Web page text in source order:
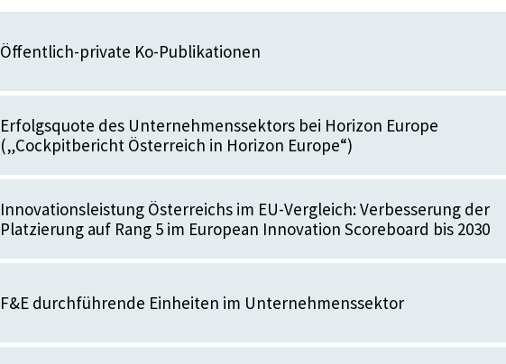
Öffentlich-private Ko-Publikationen
Erfolgsquote des Unternehmenssektors bei Horizon Europe
(„Cockpitbericht Österreich in Horizon Europe“)
Innovationsleistung Österreichs im EU-Vergleich: Verbesserung der
Platzierung auf Rang 5 im European Innovation Scoreboard bis 2030
F&E durchführende Einheiten im Unternehmenssektor